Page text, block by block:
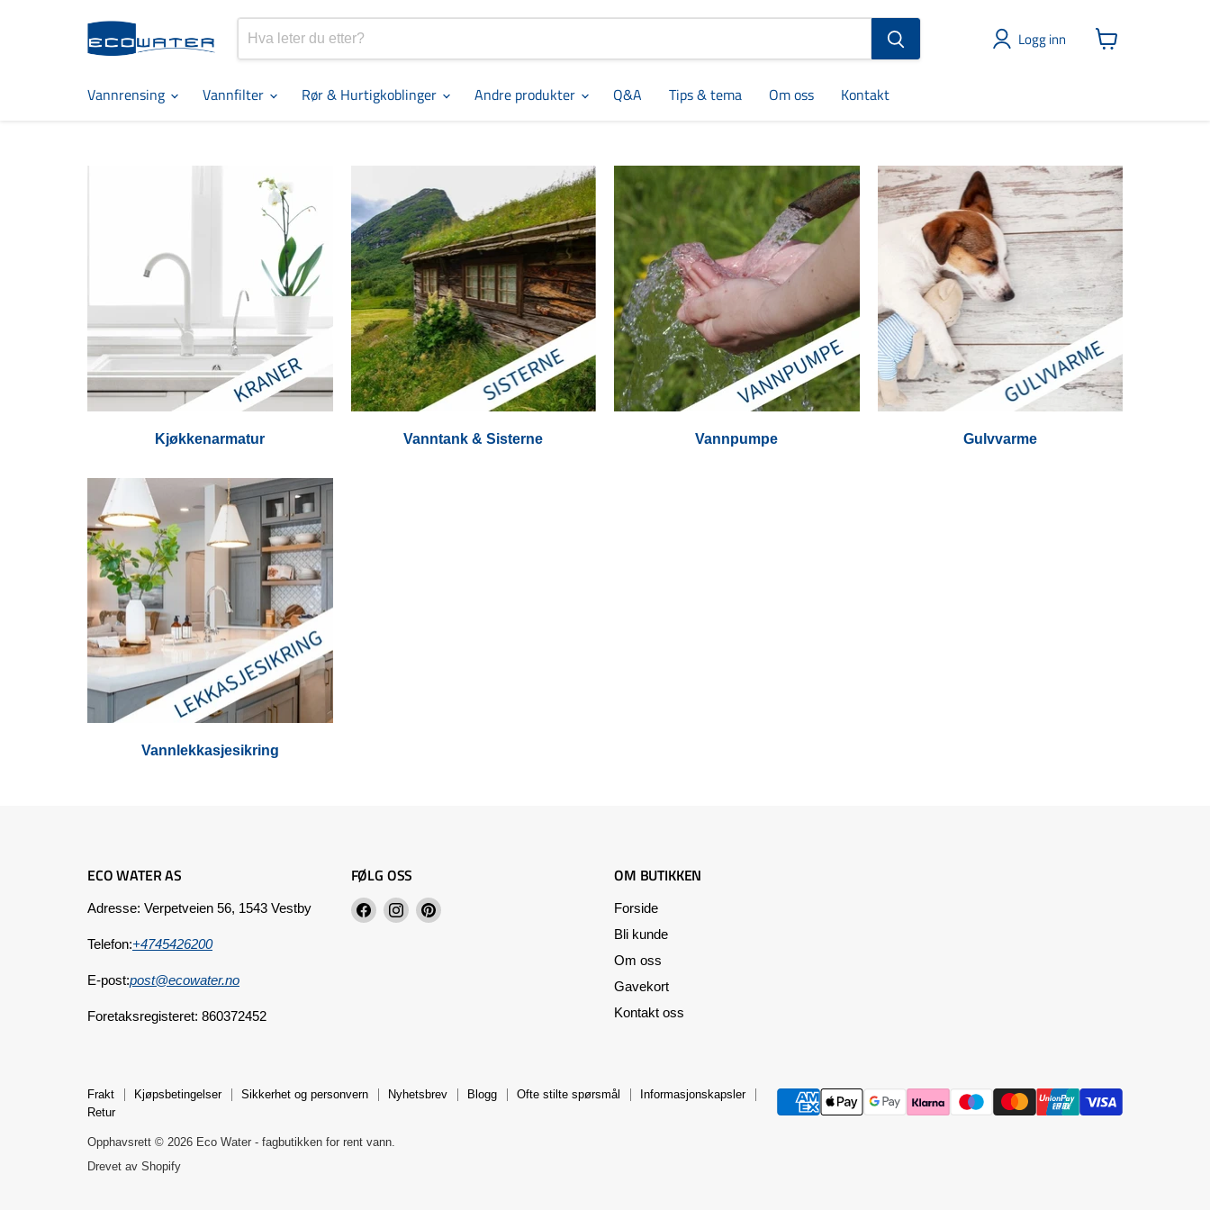
Logg inn
Vannrensing Vannfilter Rør & Hurtigkoblinger Andre produkter Q&A Tips & tema Om oss Kontakt
Kjøkkenarmatur Vanntank & Sisterne Vannpumpe Gulvvarme
Vannlekkasjesikring
ECO WATER AS
Adresse: Verpetveien 56, 1543 Vestby
Telefon:+4745426200
E-post:post@ecowater.no
Foretaksregisteret: 860372452
FØLG OSS
Finn Finn Finn
OM BUTIKKEN
Forside
Bli kunde
Om oss
Gavekort
Kontakt oss
Frakt Kjøpsbetingelser Sikkerhet og personvern Nyhetsbrev Blogg Ofte stilte spørsmål
Informasjonskapsler
Retur
Opphavsrett © 2026 Eco Water - fagbutikken for rent vann.
Drevet av Shopify